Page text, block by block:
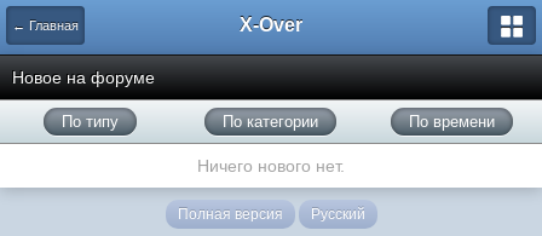
← Главная X-Over
Новое на форуме
По типу По категории По времени
Ничего нового нет.
Полная версия Русский